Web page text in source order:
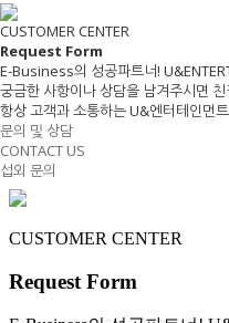
CUSTOMER CENTER
Request Form
E-Business의 성공파트너!
궁금한 사항이나 상담을 남겨주시면
항상 고객과 소통하는 U&엔터테인먼
문의 및 상담
CONTACT US
섭외 문의